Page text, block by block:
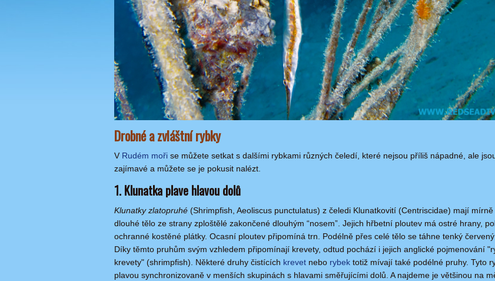
Drobné a zvláštní rybky
V Rudém moři se můžete setkat s dalšími rybkami různých čeledí, které nejsou příliš nápadné, ale
zajímavé a můžete se je pokusit nalézt.
1. Klunatka plave hlavou dolů
Klunatky zlatopruhé (Shrimpfish, Aeoliscus punctulatus) z čeledi Klunatkovití (Centriscidae) mají
dlouhé tělo ze strany zploštělé zakončené dlouhým “nosem”. Jejich hřbetní ploutev má ostré hrany,
ochranné kostěné plátky. Ocasní ploutev připomíná trn. Podélně přes celé tělo se táhne tenký červený
Díky těmto pruhům svým vzhledem připomínají krevety, odtud pochází i jejich anglické pojmenování
krevety" (shrimpfish). Některé druhy čistících krevet nebo rybek totiž mívají také podélné pruhy. Tyto
plavou synchronizovaně v menších skupinách s hlavami směřujícími dolů. A najdeme je většinou na